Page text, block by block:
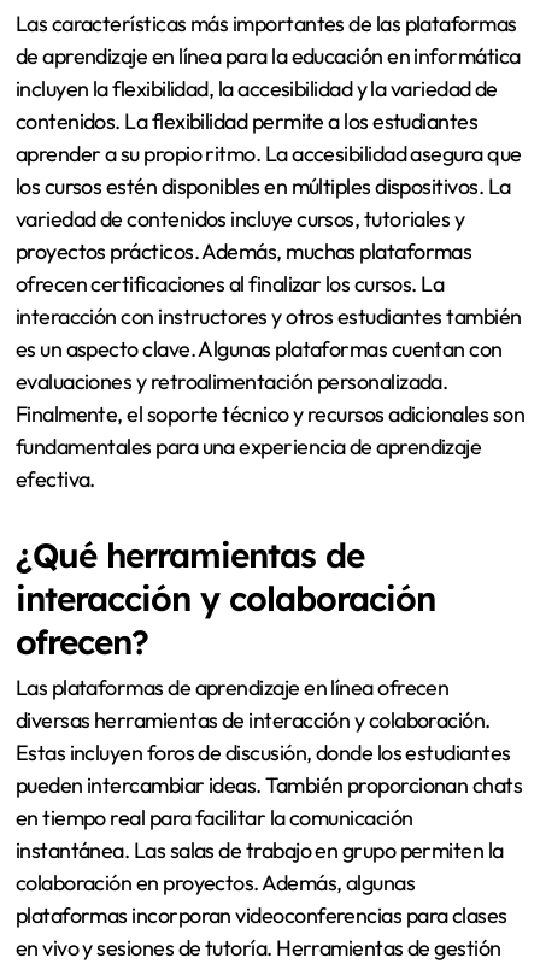
Las características más importantes de las plataformas
de aprendizaje en línea para la educación en informática
incluyen la flexibilidad, la accesibilidad y la variedad de
contenidos. La flexibilidad permite a los estudiantes
aprender a su propio ritmo. La accesibilidad asegura que
los cursos estén disponibles en múltiples dispositivos. La
variedad de contenidos incluye cursos, tutoriales y
proyectos prácticos. Además, muchas plataformas
ofrecen certificaciones al finalizar los cursos. La
interacción con instructores y otros estudiantes también
es un aspecto clave. Algunas plataformas cuentan con
evaluaciones y retroalimentación personalizada.
Finalmente, el soporte técnico y recursos adicionales son
fundamentales para una experiencia de aprendizaje
efectiva.
¿Qué herramientas de
interacción y colaboración
ofrecen?
Las plataformas de aprendizaje en línea ofrecen
diversas herramientas de interacción y colaboración.
Estas incluyen foros de discusión, donde los estudiantes
pueden intercambiar ideas. También proporcionan chats
en tiempo real para facilitar la comunicación
instantánea. Las salas de trabajo en grupo permiten la
colaboración en proyectos. Además, algunas
plataformas incorporan videoconferencias para clases
en vivo y sesiones de tutoría. Herramientas de gestión